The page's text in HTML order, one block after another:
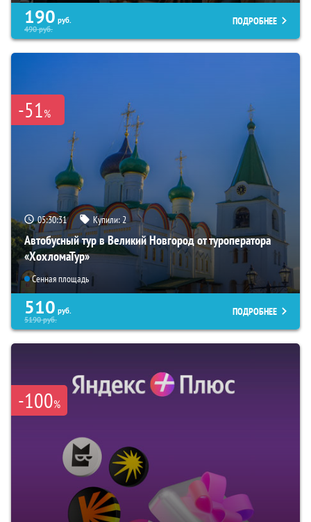
190 руб.
490руб.
ПОДРОБНЕЕ
-51%
05:30:30 Купили:2
Автобусный тур в Великий Новгород от туроператора
«ХохломаТур»
Сенная площадь
510 руб.
5190руб.
ПОДРОБНЕЕ
-100%